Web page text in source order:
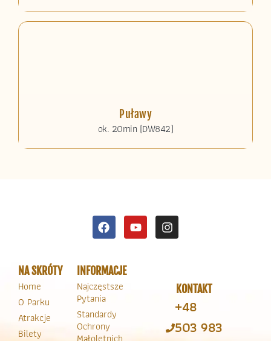
Puławy
ok. 20min (DW842)
NA SKRÓTY
Home
O Parku
Atrakcje
Bilety
INFORMACJE
Najczęstsze
Pytania
Standardy
Ochrony
KONTAKT
+48
503 983